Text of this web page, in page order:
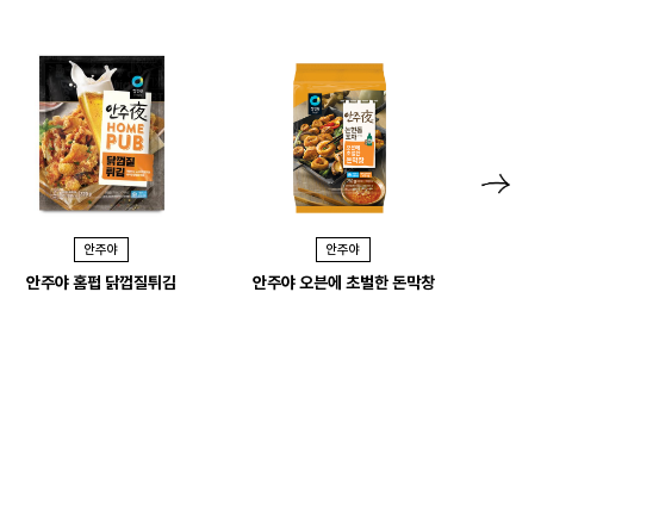
안주야
안주야 홈펍 닭껍질튀김
안주야
안주야 오븐에 초벌한 돈막창
N